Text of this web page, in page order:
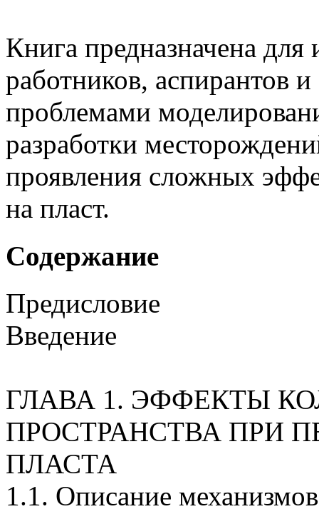
Книга предназначена
работников, аспирантов
проблемами
разработки
проявления сложных
на пласт.
Содержание
Предисловие
Введение
ГЛАВА 1. ЭФФЕКТЫ
ПРОСТРАНСТВА ПРИ
ПЛАСТА
1.1. Описание